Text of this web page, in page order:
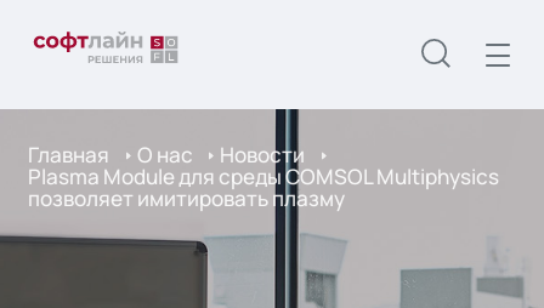
Главная О нас Новости
Plasma Module для среды COMSOL Multiphysics
позволяет имитировать плазму